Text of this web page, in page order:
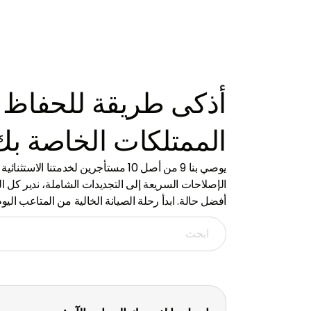
أذكى طريقة
الممتلكات الخاصة
يوصي بنا 9 من أصل 10 مستأجرين
الإصلاحات السريعة إلى التجديدات الشاملة، ندير
أفضل حالة. ابدأ رحلة الصيانة الخالية من المتاعب